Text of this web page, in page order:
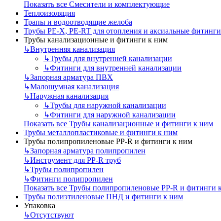
Показать все Смесители и комплектующие
Теплоизоляция
Трапы и водоотводящие желоба
Трубы PE-X, PE-RT для отопления и аксиальные фитинги
Трубы канализационные и фитинги к ним
↳Внутренняя канализация
↳Трубы для внутренней канализации
↳Фитинги для внутренней канализации
↳Запорная арматура ПВХ
↳Малошумная канализация
↳Наружная канализация
↳Трубы для наружной канализации
↳Фитинги для наружной канализации
Показать все Трубы канализационные и фитинги к ним
Трубы металлопластиковые и фитинги к ним
Трубы полипропиленовые PP-R и фитинги к ним
↳Запорная арматура полипропилен
↳Инструмент для PP-R труб
↳Трубы полипропилен
↳Фитинги полипропилен
Показать все Трубы полипропиленовые PP-R и фитинги
Трубы полиэтиленовые ПНД и фитинги к ним
Упаковка
↳Отсутствуют